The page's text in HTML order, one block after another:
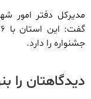
مدیرکل دفتر امور
جشنواره را دارد.
دیدگاهتان را